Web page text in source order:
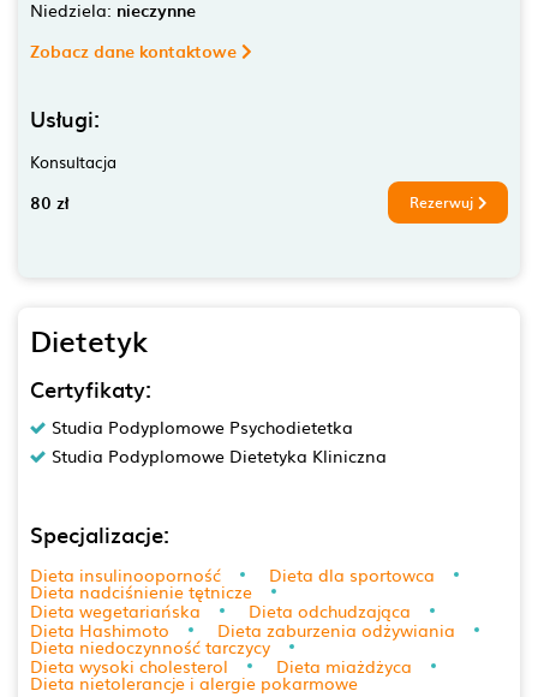
Niedziela: nieczynne
Zobacz dane kontaktowe
Usługi:
Konsultacja
80 zł Rezerwuj
Dietetyk
Certyfikaty:
Studia Podyplomowe Psychodietetka
Studia Podyplomowe Dietetyka Kliniczna
Specjalizacje:
Dieta insulinooporność Dieta dla sportowca
Dieta nadciśnienie tętnicze
Dieta wegetariańska
Dieta odchudzająca
Dieta Hashimoto
Dieta zaburzenia odżywiania
Dieta niedoczynność tarczycy
Dieta wysoki cholesterol
Dieta miażdżyca
Dieta nietolerancje i alergie pokarmowe